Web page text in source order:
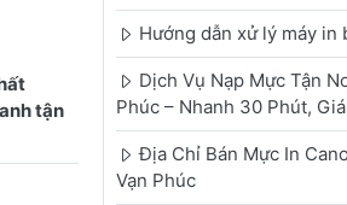
tận
Hướng dẫn xử lý máy in
Dịch Vụ Nạp Mực Tận
Phúc – Nhanh 30 Phút,
Địa Chỉ Bán Mực In
Vạn Phúc